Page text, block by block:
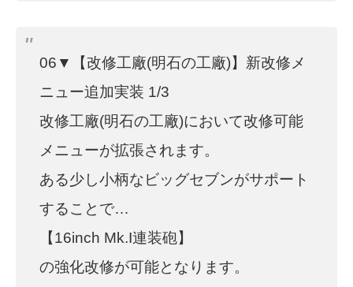
06▼【改修工廠(明石の工廠)】新改修メ
ニュー追加実装 1/3
改修工廠(明石の工廠)において改修可能
メニューが拡張されます。
ある少し小柄なビッグセブンがサポート
することで…
【16inch Mk.I連装砲】
の強化改修が可能となります。